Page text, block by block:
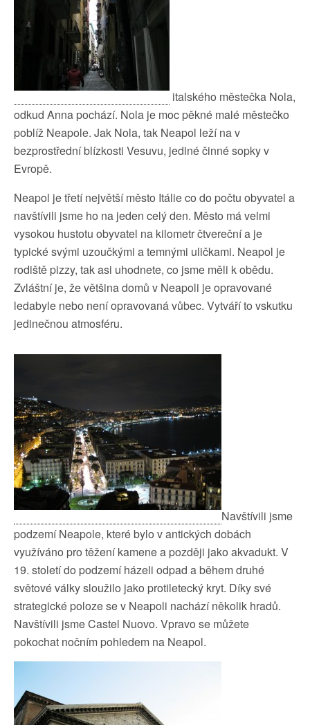
italského městečka Nola,
odkud Anna pochází. Nola je moc pěkné malé městečko
poblíž Neapole. Jak Nola, tak Neapol leží na v
bezprostřední blízkosti Vesuvu, jediné činné sopky v
Evropě.
Neapol je třetí největší město Itálie co do počtu obyvatel a
navštívili jsme ho na jeden celý den. Město má velmi
vysokou hustotu obyvatel na kilometr čtvereční a je
typické svými uzoučkými a temnými uličkami. Neapol je
rodiště pizzy, tak asi uhodnete, co jsme měli k obědu.
Zvláštní je, že většina domů v Neapoli je opravované
ledabyle nebo není opravovaná vůbec. Vytváří to vskutku
jedinečnou atmosféru.
Navštívili jsme
podzemí Neapole, které bylo v antických dobách
využíváno pro těžení kamene a později jako akvadukt. V
19. století do podzemí házeli odpad a během druhé
světové války sloužilo jako protiletecký kryt. Díky své
strategické poloze se v Neapoli nachází několik hradů.
Navštívili jsme Castel Nuovo. Vpravo se můžete
pokochat nočním pohledem na Neapol.